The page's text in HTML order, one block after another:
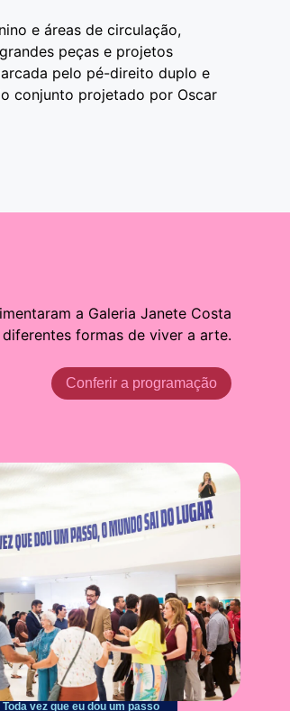
e áreas de circulação,
peças e projetos
pelo pé-direito duplo e
conjunto projetado por Oscar
a Galeria Janete Costa
formas de viver a arte.
Conferir a programação
Toda vez que eu dou um passo